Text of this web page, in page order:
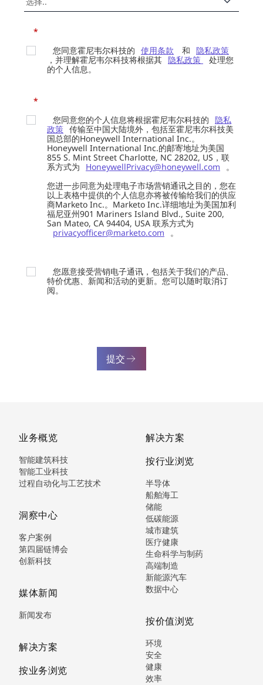
*
您同意霍尼韦尔科技的 使用条款 和 隐私政策
，并理解霍尼韦尔科技将根据其 隐私政策
处理您
的个人信息。
*
您同意您的个人信息将根据霍尼韦尔科技的 隐私
政策 传输至中国大陆境外，包括至霍尼韦尔科技美
国总部的Honeywell International Inc.。
Honeywell International Inc.的邮寄地址为美国
855 S. Mint Street Charlotte, NC 28202, US，联
系方式为
HoneywellPrivacy@honeywell.com
。
您进一步同意为处理电子市场营销通讯之目的，您在
以上表格中提供的个人信息亦将被传输给我们的供应
商Marketo Inc.。Marketo Inc.详细地址为美国加利
福尼亚州901 Mariners Island Blvd., Suite 200,
San Mateo, CA 94404, USA 联系方式为
privacyofficer@marketo.com
。
您愿意接受营销电子通讯，包括关于我们的产品、
特价优惠、新闻和活动的更新。您可以随时取消订
阅。
提交
业务概览
智能建筑科技
智能工业科技
过程自动化与工艺技术
洞察中心
客户案例
第四届链博会
创新科技
媒体新闻
新闻发布
解决方案
按业务浏览
解决方案
按行业浏览
半导体
船舶海工
储能
低碳能源
城市建筑
医疗健康
生命科学与制药
高端制造
新能源汽车
数据中心
按价值浏览
环境
安全
健康
效率